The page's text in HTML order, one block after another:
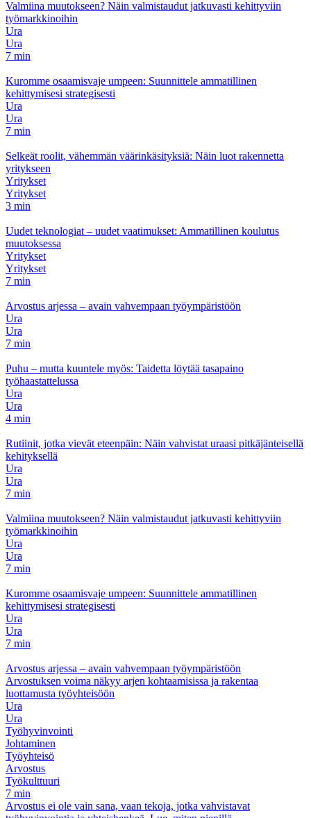
Valmiina muutokseen? Näin valmistaudut jatkuvasti kehittyviin
työmarkkinoihin
Ura
Ura
7 min
Kuromme osaamisvaje umpeen: Suunnittele ammatillinen
kehittymisesi strategisesti
Ura
Ura
7 min
Selkeät roolit, vähemmän väärinkäsityksiä: Näin luot rakennetta
yritykseen
Yritykset
Yritykset
3 min
Uudet teknologiat – uudet vaatimukset: Ammatillinen koulutus
muutoksessa
Yritykset
Yritykset
7 min
Arvostus arjessa – avain vahvempaan työympäristöön
Ura
Ura
7 min
Puhu – mutta kuuntele myös: Taidetta löytää tasapaino
työhaastattelussa
Ura
Ura
4 min
Rutiinit, jotka vievät eteenpäin: Näin vahvistat uraasi pitkäjänteisellä
kehityksellä
Ura
Ura
7 min
Valmiina muutokseen? Näin valmistaudut jatkuvasti kehittyviin
työmarkkinoihin
Ura
Ura
7 min
Kuromme osaamisvaje umpeen: Suunnittele ammatillinen
kehittymisesi strategisesti
Ura
Ura
7 min
Arvostus arjessa – avain vahvempaan työympäristöön
Arvostuksen voima näkyy arjen kohtaamisissa ja rakentaa
luottamusta työyhteisöön
Ura
Ura
Työhyvinvointi
Johtaminen
Työyhteisö
Arvostus
Työkulttuuri
7 min
Arvostus ei ole vain sana, vaan tekoja, jotka vahvistavat